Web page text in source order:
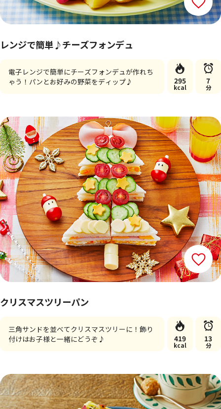
レンジで簡単♪チーズフォンデュ
電子レンジで簡単にチーズフォンデュが作れち
ゃう！パンとお好みの野菜をディップ♪
295
kcal
7
分
クリスマスツリーパン
三角サンドを並べてクリスマスツリーに！飾り
付けはお子様と一緒にどうぞ♪
419
kcal
13
分